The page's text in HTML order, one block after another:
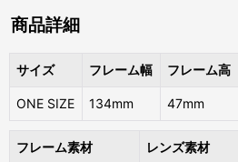
商品詳細
サイズ フレーム幅 フレーム高
ONE SIZE 134mm 47mm
フレーム素材 レンズ素材